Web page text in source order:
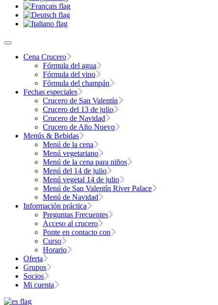
Cena Crucero
Fórmula del agua
Fórmula del vino
Fórmula del champán
Fechas especiales
Crucero de San Valentín
Crucero del 13 de julio
Crucero de Navidad
Crucero de Año Nuevo
Menús & Bebidas
Menú de la cena
Menú vegetariano
Menú de la cena para niños
Menú del 14 de julio
Menú vegetal 14 de julio
Menú de San Valentín River Palace
Menú de Navidad
Información práctica
Preguntas Frecuentes
Acceso al crucero
Ponte en contacto con
Curso
Horario
Oferta
Grupos
Socios
Mi cuenta